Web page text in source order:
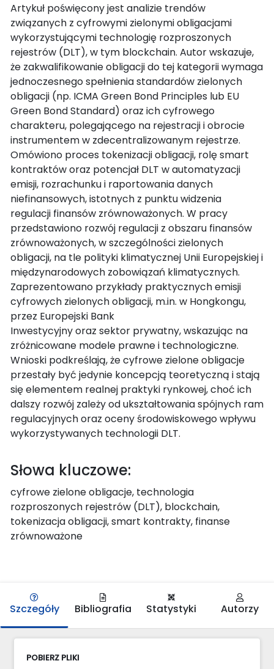
Artykuł poświęcony jest analizie trendów
związanych z cyfrowymi zielonymi obligacjami
wykorzystującymi technologię rozproszonych
rejestrów (DLT), w tym blockchain. Autor wskazuje,
że zakwalifikowanie obligacji do tej kategorii wymaga
jednoczesnego spełnienia standardów zielonych
obligacji (np. ICMA Green Bond Principles lub EU
Green Bond Standard) oraz ich cyfrowego
charakteru, polegającego na rejestracji i obrocie
instrumentem w zdecentralizowanym rejestrze.
Omówiono proces tokenizacji obligacji, rolę smart
kontraktów oraz potencjał DLT w automatyzacji
emisji, rozrachunku i raportowania danych
niefinansowych, istotnych z punktu widzenia
regulacji finansów zrównoważonych. W pracy
przedstawiono rozwój regulacji z obszaru finansów
zrównoważonych, w szczególności zielonych
obligacji, na tle polityki klimatycznej Unii Europejskiej i
międzynarodowych zobowiązań klimatycznych.
Zaprezentowano przykłady praktycznych emisji
cyfrowych zielonych obligacji, m.in. w Hongkongu,
przez Europejski Bank
Inwestycyjny oraz sektor prywatny, wskazując na
zróżnicowane modele prawne i technologiczne.
Wnioski podkreślają, że cyfrowe zielone obligacje
przestały być jedynie koncepcją teoretyczną i stają
się elementem realnej praktyki rynkowej, choć ich
dalszy rozwój zależy od ukształtowania spójnych ram
regulacyjnych oraz oceny środowiskowego wpływu
wykorzystywanych technologii DLT.
Słowa kluczowe:
cyfrowe zielone obligacje, technologia
rozproszonych rejestrów (DLT), blockchain,
tokenizacja obligacji, smart kontrakty, finanse
zrównoważone
Szczegóły Bibliografia Statystyki Autorzy
POBIERZ PLIKI